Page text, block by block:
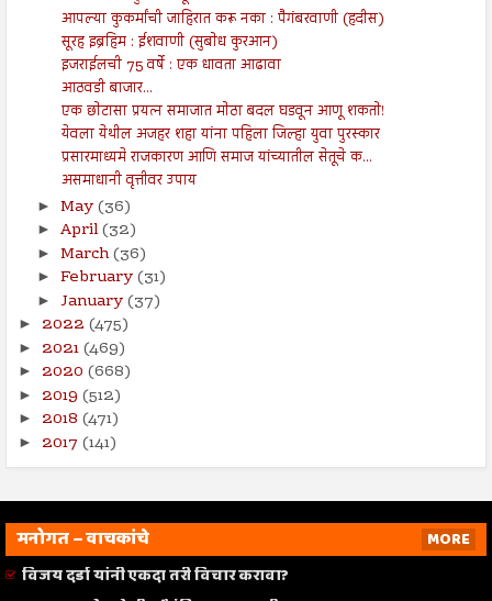
आपल्या कुकर्मांची जाहिरात करू नका : पैगंबरवाणी (हदीस)
सूरह इब्रहिम : ईशवाणी (सुबोध कुरआन)
इजराईलची 75 वर्षे : एक धावता आढावा
आठवडी बाजार...
एक छोटासा प्रयत्न समाजात मोठा बदल घडवून आणू शकतो!
येवला येथील अजहर शहा यांना पहिला जिल्हा युवा पुरस्कार
प्रसारमाध्यमे राजकारण आणि समाज यांच्यातील सेतूचे क...
असमाधानी वृत्तीवर उपाय
► May(36)
► April(32)
► March(36)
► February(31)
► January(37)
► 2022 (475)
► 2021(469)
► 2020 (668)
► 2019 (512)
► 2018 (471)
► 2017 (141)
मनोगत – वाचकांचे
MORE
विजय दर्डा यांनी एकदा तरी विचार करावा?